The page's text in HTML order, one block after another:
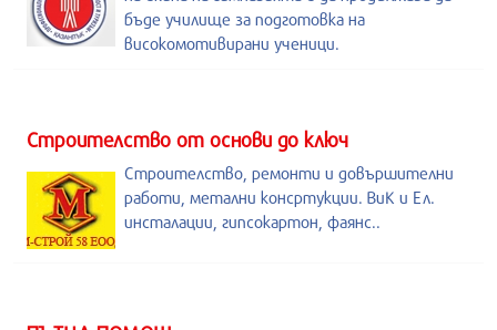
бъде училище за подготовка на
високомотивирани ученици.
Строителство от основи до ключ
Строителство, ремонти и довършителни
работи, метални консртукции. ВиК и Ел.
инсталации, гипсокартон, фаянс..